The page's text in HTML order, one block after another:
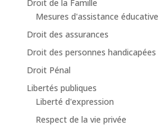
Droit de la Famille
Mesures d'assistance éducative
Droit des assurances
Droit des personnes handicapées
Droit Pénal
Libertés publiques
Liberté d'expression
Respect de la vie privée